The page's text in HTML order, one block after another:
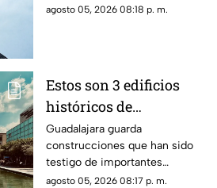
comunidades por el riesgo de
agosto 05, 2026 08:18 p. m.
Estos son 3 edificios
históricos de
Guadalajara que tienes
que conocer al menos
una vez
Guadalajara guarda
construcciones que han sido
testigo de importantes
momentos de la historia de la
agosto 05, 2026 08:17 p. m.